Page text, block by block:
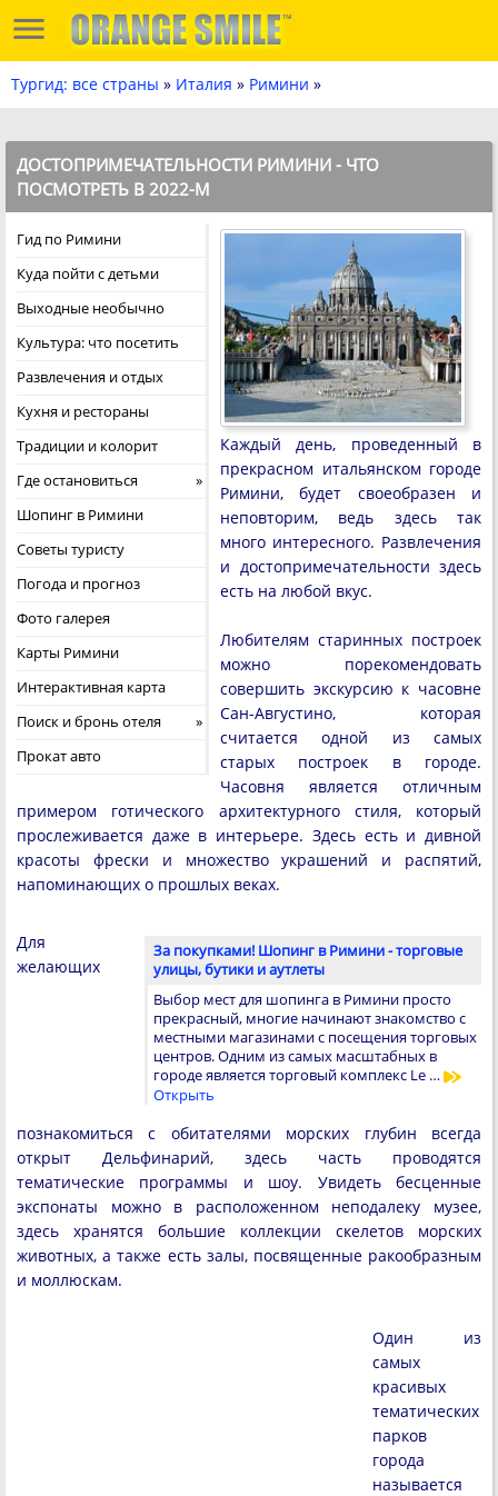
Тургид: все страны » Италия » Римини »
ДОСТОПРИМЕЧАТЕЛЬНОСТИ РИМИНИ - ЧТО
ПОСМОТРЕТЬ В 2022-М
Гид по Римини
Куда пойти с детьми
Выходные необычно
Культура: что посетить
Развлечения и отдых
Кухня и рестораны
Традиции и колорит
Где остановиться
Шопинг в Римини
Советы туристу
Погода и прогноз
Фото галерея
Карты Римини
Интерактивная карта
Поиск и бронь отеля
Прокат авто
Каждый день, проведенный в
прекрасном итальянском городе
Римини, будет своеобразен и
неповторим, ведь здесь так
много интересного. Развлечения
и достопримечательности здесь
есть на любой вкус.
Любителям старинных построек
можно порекомендовать
совершить экскурсию к часовне
Сан-Августино, которая
считается одной из самых
старых построек в городе.
Часовня является отличным
примером готического архитектурного стиля, который
прослеживается даже в интерьере. Здесь есть и дивной
красоты фрески и множество украшений и распятий,
напоминающих о прошлых веках.
За покупками! Шопинг в Римини - торговые
улицы, бутики и аутлеты
Выбор мест для шопинга в Римини просто
прекрасный, многие начинают знакомство с
местными магазинами с посещения торговых
центров. Одним из самых масштабных в
городе является торговый комплекс Le …
Открыть
Для
желающих
познакомиться с обитателями морских глубин всегда
открыт Дельфинарий, здесь часть проводятся
тематические программы и шоу. Увидеть бесценные
экспонаты можно в расположенном неподалеку музее,
здесь хранятся большие коллекции скелетов морских
животных, а также есть залы, посвященные ракообразным
и моллюскам.
Один из
самых
красивых
тематических
парков
города
называется